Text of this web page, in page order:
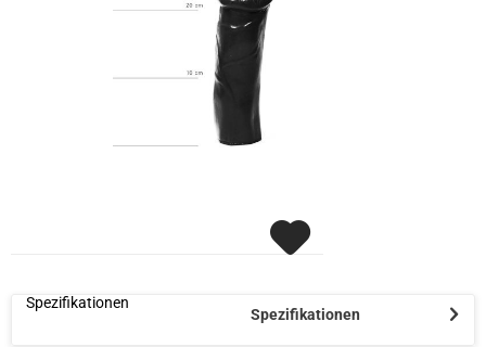
Spezifikationen
Spezifikationen